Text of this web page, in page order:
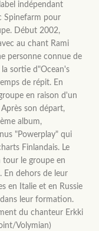
indépendant
Spinefarm pour
Début 2002,
au chant Rami
personne connue de
sortie d"Ocean's
de répit. En
en raison d'un
son départ,
album,
"Powerplay" qui
Finlandais. Le
tour le groupe en
En dehors de leur
en Italie et en Russie
leur formation.
du chanteur Erkki
Volymian)